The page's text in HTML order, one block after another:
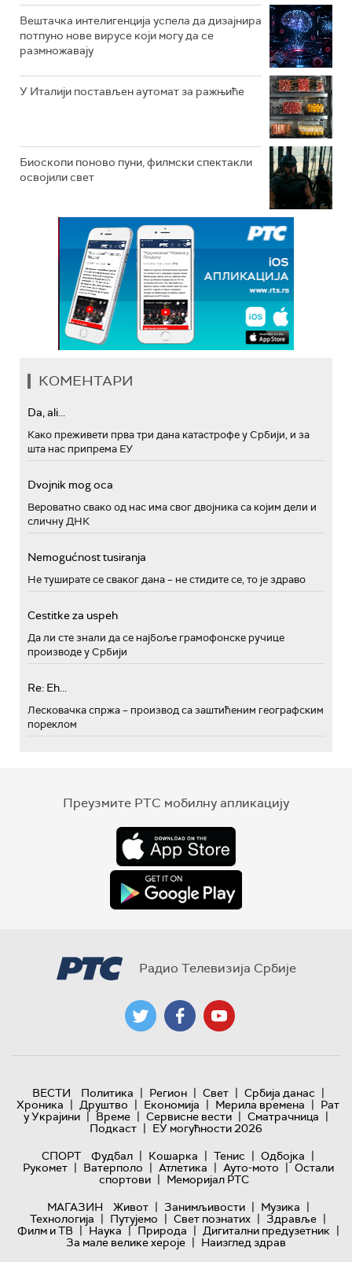
Вештачка интелигенција успела да дизајнира
потпуно нове вирусе који могу да се
размножавају
У Италији постављен аутомат за ражњиће
Биоскопи поново пуни, филмски спектакли
освојили свет
КОМЕНТАРИ
Da, ali...
Како преживети прва три дана катастрофе у Србији, и за
шта нас припрема ЕУ
Dvojnik mog oca
Вероватно свако од нас има свог двојника са којим дели и
сличну ДНК
Nemogućnost tusiranja
Не туширате се сваког дана – не стидите се, то је здраво
Cestitke za uspeh
Да ли сте знали да се најбоље грамофонске ручице
производе у Србији
Re: Eh...
Лесковачка спржа – производ са заштићеним географским
пореклом
Преузмите РТС мобилну апликацију
Радио Телевизија Србије
ВЕСТИ Политика | Регион | Свет | Србија данас |
Хроника | Друштво | Економија | Мерила времена | Рат
у Украјини | Време | Сервисне вести | Сматрачница |
Подкаст | ЕУ могућности 2026
СПОРТ
Фудбал | Кошарка | Тенис | Одбојка |
Рукомет | Ватерполо | Атлетика | Ауто-мото | Остали
спортови | Меморијал РТС
МАГАЗИН
Живот | Занимљивости | Музика |
Технологијa | Путујемо | Свет познатих | Здравље |
Филм и ТВ | Наука | Природа | Дигитални предузетник |
За мале велике хероје | Наизглед здрав